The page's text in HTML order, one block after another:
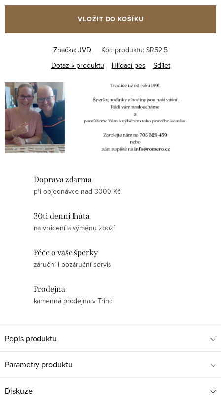
cena:
VLOŽIT DO KOŠÍKU
Značka: JVD Kód produktu: SR52.5
Dotaz k produktu
Hlídací pes Sdílet
Doprava zdarma
při objednávce nad 3000 Kč
30ti denní lhůta
na vrácení a výměnu zboží
Péče o vaše šperky
záruční i pozáruční servis
Prodejna
kamenná prodejna v Třinci
Popis produktu
Parametry produktu
Diskuze